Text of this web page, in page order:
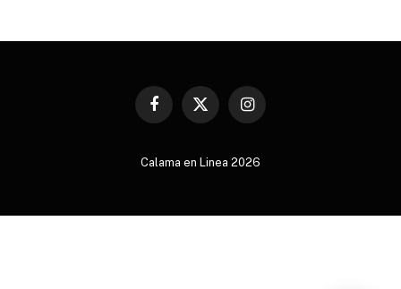
Facebook
X
Instagram
Calama en Linea 2026